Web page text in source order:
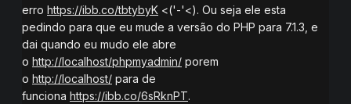
erro https://ibb.co/tbtybyK <('-'<). Ou seja ele esta
pedindo para que eu mude a versão do PHP para 7.1.3, e
dai quando eu mudo ele abre
o http://localhost/phpmyadmin/ porem
o http://localhost/ para de
funciona https://ibb.co/6sRknPT.